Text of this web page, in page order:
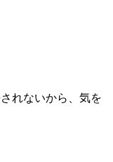
れないから、気を